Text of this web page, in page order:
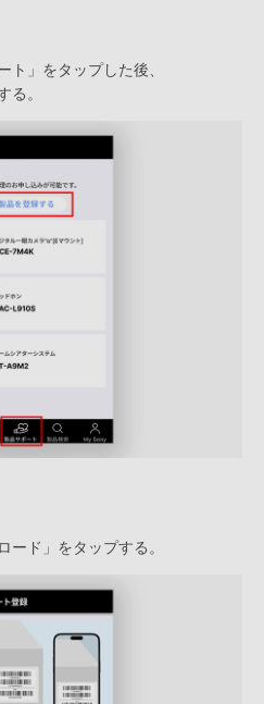
ト」をタップした後、
る。
ード」をタップする。